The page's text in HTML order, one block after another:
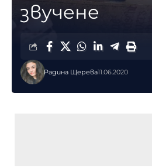
звучене
Радина Щерева11.06.2020